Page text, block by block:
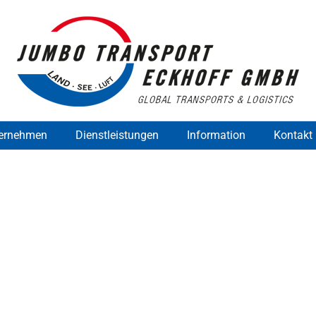
Dienstleistungen Information Kontakt